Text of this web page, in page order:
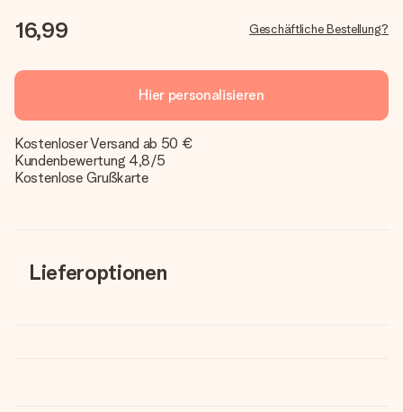
16,99 Geschäftliche Bestellung?
Hier personalisieren
Kostenloser Versand ab 50 €
Kundenbewertung 4,8/5
Kostenlose Grußkarte
Lieferoptionen